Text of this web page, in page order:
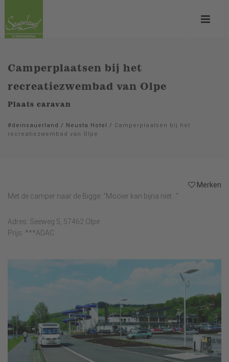
Camperplaatsen bij het
recreatiezwembad van Olpe
Plaats caravan
#deinsauerland / Neusta Hotel / Camperplaatsen bij het
recreatiezwembad van Olpe
Merken
Met de camper naar de Bigge: "Mooier kan bijna niet..."
Adres: Seeweg 5, 57462 Olpe
Prijs: ***ADAC